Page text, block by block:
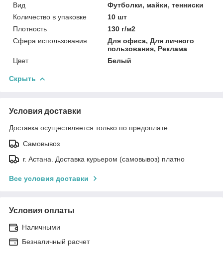
Вид
Футболки, майки, тенниски
Количество в упаковке
10 шт
Плотность
130 г/м2
Сфера использования
Для офиса, Для личного
пользования, Реклама
Цвет
Белый
Скрыть
Условия доставки
Доставка осуществляется только по предоплате.
Самовывоз
г. Астана. Доставка курьером (самовывоз) платно
Все условия доставки
Условия оплаты
Наличными
Безналичный расчет